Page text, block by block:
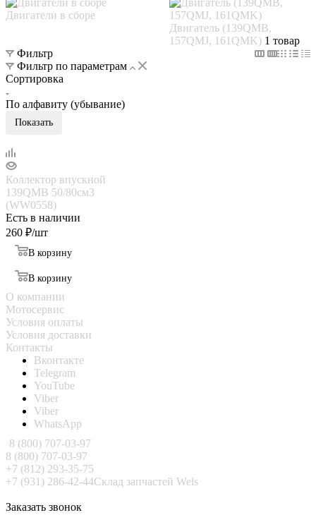
Двигатели в сборе
Двигатель (139QMB,
157QMJ, 161QMK) 1 товар
Фильтр
Фильтр по параметрам
Сортировка
По алфавиту (убывание)
Показать
Коллектор впускной
139QMB 50/80см3
(WW0558)
Есть в наличии
260 ₽/шт
В корзину
В корзину
О компании
Мотосервис
Условия оплаты
Условия доставки
Контакты
Вконтакте
Telegram
YouTube
Viber
Viber
WhatsApp
8 (800) 707-03-97
8 (800) 707-03-97
+7 (812) 293-35-75
+7 (931) 286-42-44Склад запчастей Wels
Заказать звонок